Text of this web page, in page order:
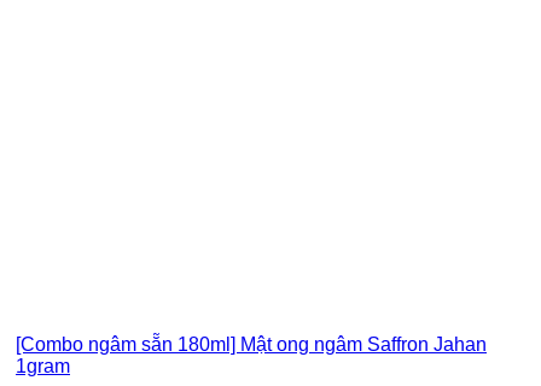
[Combo ngâm sẵn 180ml] Mật ong ngâm Saffron Jahan
1gram